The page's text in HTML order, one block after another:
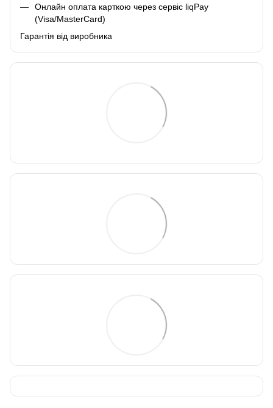
Онлайн оплата карткою через сервіс liqPay
(Visa/MasterCard)
Гарантія від виробника